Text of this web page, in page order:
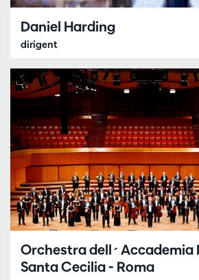
Daniel Harding
dirigent
Orchestra dell´Accademia
Santa Cecilia - Roma